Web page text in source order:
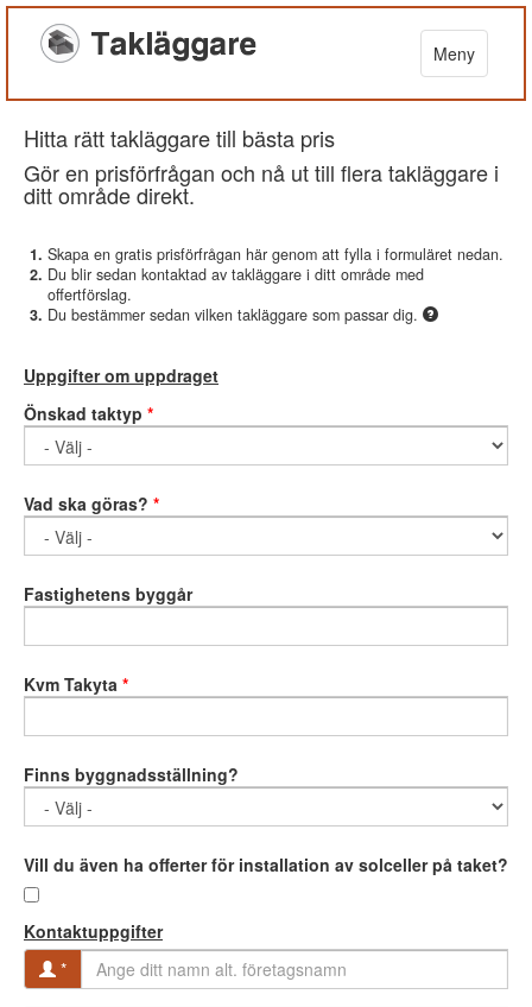
Meny
Hitta rätt takläggare till bästa pris
Gör en prisförfrågan och nå ut till flera takläggare i
ditt område direkt.
Skapa en gratis prisförfrågan här genom att fylla i formuläret nedan.
Du blir sedan kontaktad av takläggare i ditt område med
offertförslag.
Du bestämmer sedan vilken takläggare som passar dig.
Uppgifter om uppdraget
Önskad taktyp *
Vad ska göras? *
Fastighetens byggår
Kvm Takyta *
Finns byggnadsställning?
Vill du även ha offerter för installation av solceller på taket?
Kontaktuppgifter
*